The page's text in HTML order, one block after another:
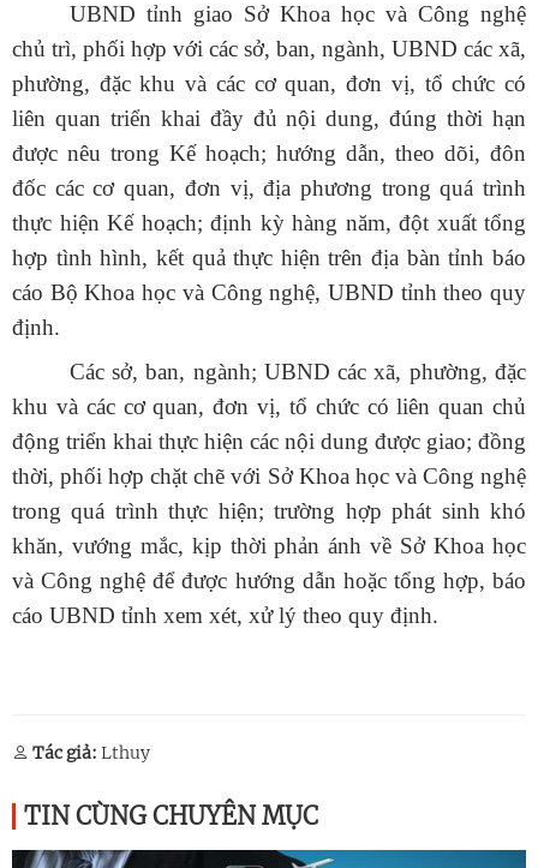
UBND tỉnh giao Sở Khoa học và Công nghệ
chủ trì, phối hợp với các sở, ban, ngành, UBND các xã,
phường, đặc khu và các cơ quan, đơn vị, tổ chức có
liên quan triển khai đầy đủ nội dung, đúng thời hạn
được nêu trong Kế hoạch; hướng dẫn, theo dõi, đôn
đốc các cơ quan, đơn vị, địa phương trong quá trình
thực hiện Kế hoạch; định kỳ hàng năm, đột xuất tổng
hợp tình hình, kết quả thực hiện trên địa bàn tỉnh báo
cáo Bộ Khoa học và Công nghệ, UBND tỉnh theo quy
định.
Các sở, ban, ngành; UBND các xã, phường, đặc
khu và các cơ quan, đơn vị, tổ chức có liên quan chủ
động triển khai thực hiện các nội dung được giao; đồng
thời, phối hợp chặt chẽ với Sở Khoa học và Công nghệ
trong quá trình thực hiện; trường hợp phát sinh khó
khăn, vướng mắc, kịp thời phản ánh về Sở Khoa học
và Công nghệ để được hướng dẫn hoặc tổng hợp, báo
cáo UBND tỉnh xem xét, xử lý theo quy định.
Tác giả: Lthuy
TIN CÙNG CHUYÊN MỤC